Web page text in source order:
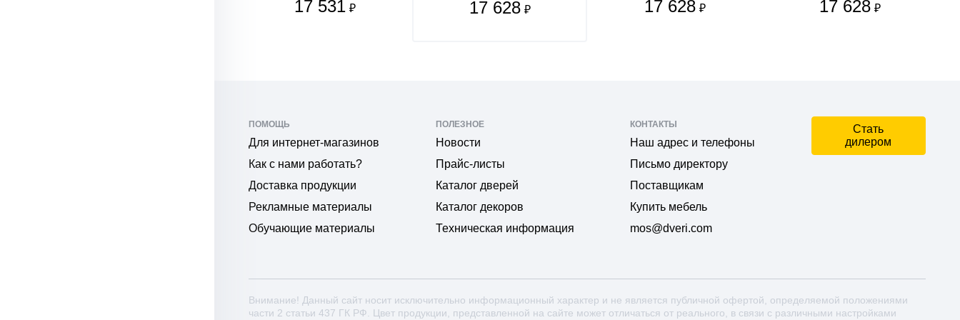
17 531 ₽ 17 628 ₽ 17 628 ₽ 17 628 ₽
ПОМОЩЬ
Для интернет-магазинов
Как с нами работать?
Доставка продукции
Рекламные материалы
Обучающие материалы
ПОЛЕЗНОЕ
Новости
Прайс-листы
Каталог дверей
Каталог декоров
Техническая информация
КОНТАКТЫ
Наш адрес и телефоны
Письмо директору
Поставщикам
Купить мебель
mos@dveri.com
Стать
дилером
Внимание! Данный сайт носит исключительно информационный характер и не является публичной офертой, определяемой положениями
части 2 статьи 437 ГК РФ. Цвет продукции, представленной на сайте может отличаться от реального, в связи с различными настройками